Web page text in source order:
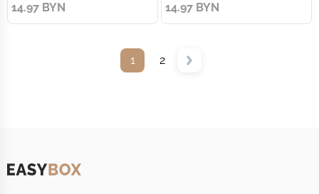
14.97 BYN 14.97 BYN
1 2